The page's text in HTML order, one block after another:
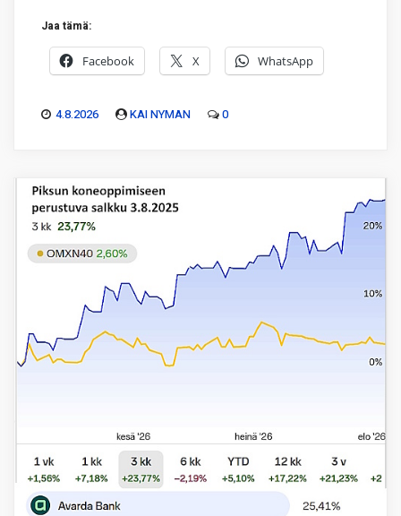
Jaa tämä:
Facebook X WhatsApp
4.8.2026 KAI NYMAN 0